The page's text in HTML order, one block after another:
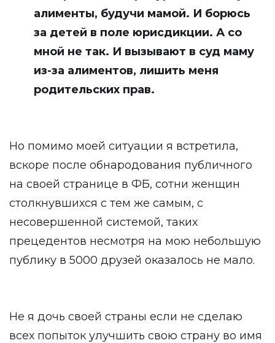
алименты, будучи мамой. И борюсь
за детей в поле юрисдикции. А со
мной не так. И вызывают в суд маму
из-за алиментов, лишить меня
родительских прав.
Но помимо моей ситуации я встретила,
вскоре после обнародования публичного
на своей странице в ФБ, сотни женщин
столкнувшихся с тем же самым, с
несовершенной системой, таких
прецедентов несмотря на мою небольшую
публику в 5000 друзей оказалось не мало.
Не я дочь своей страны если не сделаю
всех попыток улучшить свою страну во имя